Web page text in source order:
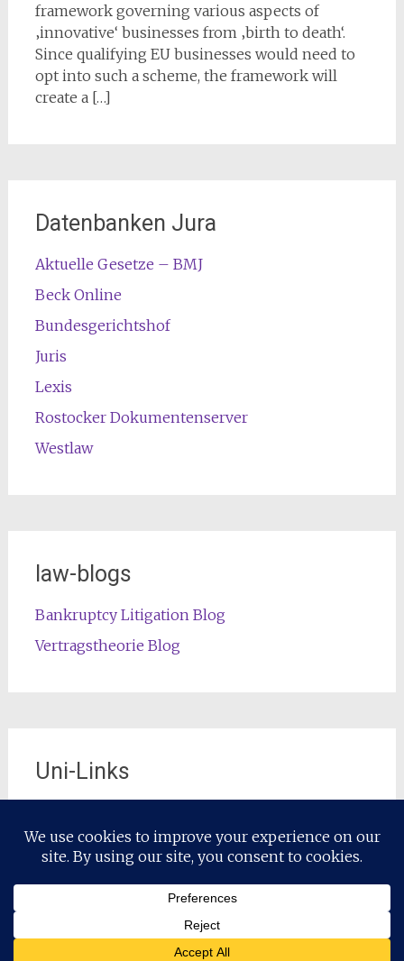
framework governing various aspects of
‚innovative‘ businesses from ‚birth to death‘.
Since qualifying EU businesses would need to
opt into such a scheme, the framework will
create a […]
Datenbanken Jura
Aktuelle Gesetze – BMJ
Beck Online
Bundesgerichtshof
Juris
Lexis
Rostocker Dokumentenserver
Westlaw
law-blogs
Bankruptcy Litigation Blog
Vertragstheorie Blog
Uni-Links
Restrukturierungsrecht / Restructuring Law
Alle Rechte vorbehalten. Theme:Radiatevon ThemeGrill.